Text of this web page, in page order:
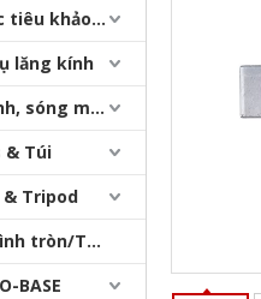
Mục tiêu địa lý (Mục tiêu khảo sát)
lăng kính
Bộ điều hợp lăng kính, sóng mang & bộ nhớ
& Túi
& Tripod
Bong bóng địa lý (Hình tròn/Tấm/Thanh)
BASE